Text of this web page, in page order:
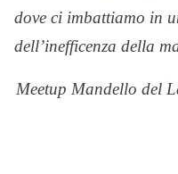
dove ci imbattiamo in
dell’inefficenza della
Meetup Mandello del